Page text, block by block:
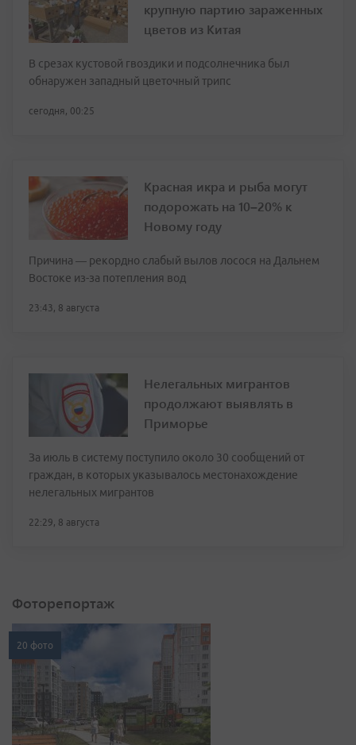
крупную партию зараженных
цветов из Китая
В срезах кустовой гвоздики и подсолнечника был
обнаружен западный цветочный трипс
сегодня, 00:25
Красная икра и рыба могут
подорожать на 10–20% к
Новому году
Причина — рекордно слабый вылов лосося на Дальнем
Востоке из-за потепления вод
23:43, 8 августа
Нелегальных мигрантов
продолжают выявлять в
Приморье
За июль в систему поступило около 30 сообщений от
граждан, в которых указывалось местонахождение
нелегальных мигрантов
22:29, 8 августа
Фоторепортаж
20 фото